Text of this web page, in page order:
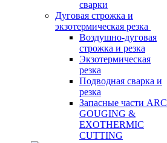
сварки
Дуговая строжка и
экзотермическая резка
Воздушно-дуговая
строжка и резка
Экзотермическая
резка
Подводная сварка и
резка
Запасные части ARC
GOUGING &
EXOTHERMIC
CUTTING